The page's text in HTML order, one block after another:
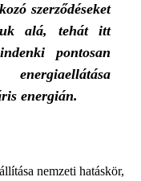
szerződéseket
alá, tehát itt
pontosan
energián.
nemzeti hatáskör,